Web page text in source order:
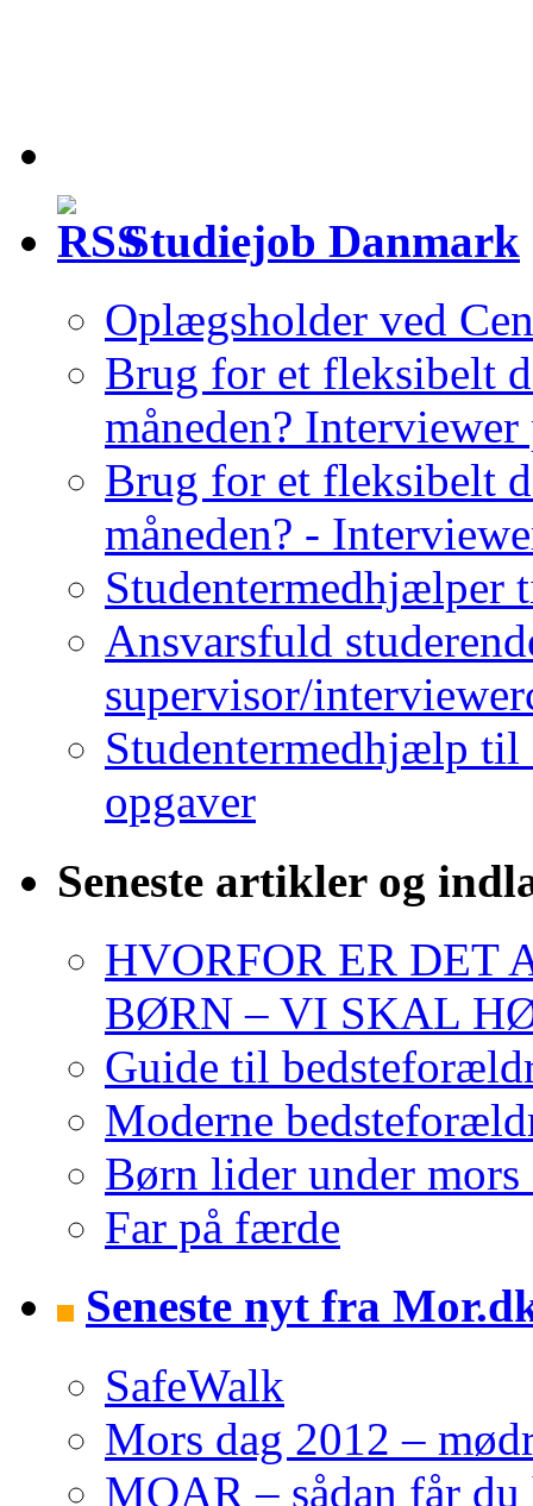
Studiejob Danmark
Oplægsholder ved
Brug for et fleksibelt
måneden? Interviewer
Brug for et fleksibelt
måneden? -
Studentermedhjælper
Ansvarsfuld
supervisor/
Studentermedhjælp
opgaver
Seneste artikler og
HVORFOR ER DET
BØRN – VI SKAL
Guide til
Moderne
Børn lider under
Far på færde
Seneste nyt fra
SafeWalk
Mors dag 2012 –
MOAR – sådan får